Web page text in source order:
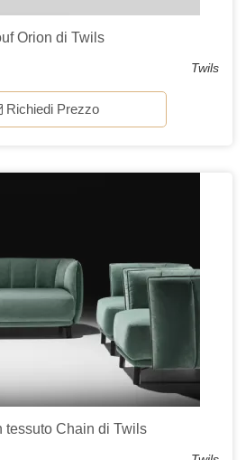
Orion di Twils
Twils
Richiedi Prezzo
tessuto Chain di Twils